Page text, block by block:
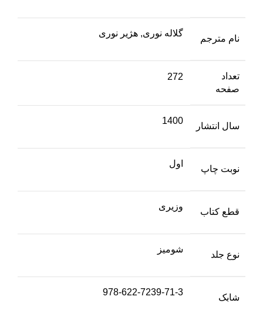
نام مترجم
گلاله نوری, هژیر نوری
تعداد
صفحه
272
سال انتشار
1400
نوبت چاپ
اول
قطع کتاب
وزیری
نوع جلد
شومیز
شابک
978-622-7239-71-3